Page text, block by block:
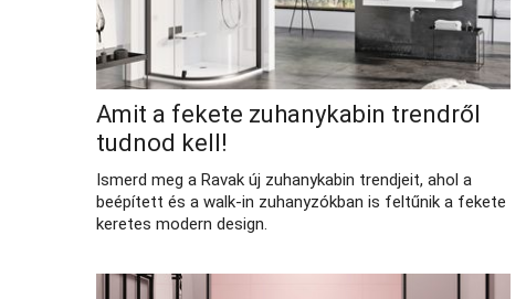
Amit a fekete zuhanykabin trendről
tudnod kell!
Ismerd meg a Ravak új zuhanykabin trendjeit, ahol a
beépített és a walk-in zuhanyzókban is feltűnik a fekete
keretes modern design.